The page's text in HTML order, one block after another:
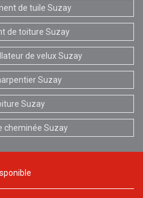
de tuile Suzay
de toiture Suzay
de velux Suzay
Suzay
Suzay
cheminée Suzay